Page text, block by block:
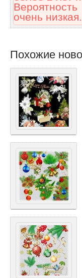
очень низкая.
Похожие